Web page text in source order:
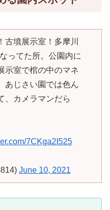
墳展示室！多摩川
ってた所。公園内に
示室で棺の中のマネ
あじさい園では色ん
、カメラマンだら
7CKga2I525
June 10, 2021